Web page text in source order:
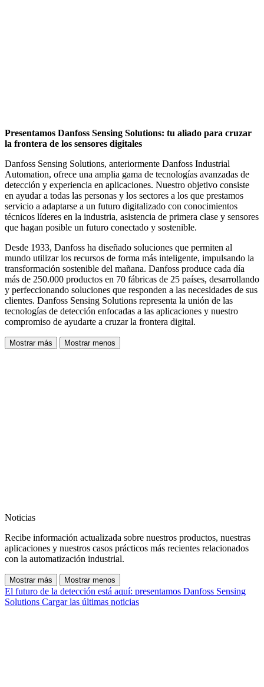
Presentamos Danfoss Sensing Solutions: tu aliado para cruzar
la frontera de los sensores digitales
Danfoss Sensing Solutions, anteriormente Danfoss Industrial
Automation, ofrece una amplia gama de tecnologías avanzadas de
detección y experiencia en aplicaciones. Nuestro objetivo consiste
en ayudar a todas las personas y los sectores a los que prestamos
servicio a adaptarse a un futuro digitalizado con conocimientos
técnicos líderes en la industria, asistencia de primera clase y sensores
que hagan posible un futuro conectado y sostenible.
Desde 1933, Danfoss ha diseñado soluciones que permiten al
mundo utilizar los recursos de forma más inteligente, impulsando la
transformación sostenible del mañana. Danfoss produce cada día
más de 250.000 productos en 70 fábricas de 25 países, desarrollando
y perfeccionando soluciones que responden a las necesidades de sus
clientes. Danfoss Sensing Solutions representa la unión de las
tecnologías de detección enfocadas a las aplicaciones y nuestro
compromiso de ayudarte a cruzar la frontera digital.
Mostrar más Mostrar menos
Noticias
Recibe información actualizada sobre nuestros productos, nuestras
aplicaciones y nuestros casos prácticos más recientes relacionados
con la automatización industrial.
Mostrar más Mostrar menos
El futuro de la detección está aquí: presentamos Danfoss Sensing
Solutions Cargar las últimas noticias